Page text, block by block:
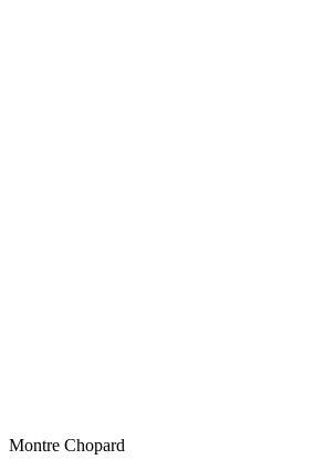
Montre Chopard